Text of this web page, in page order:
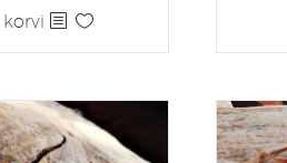
korvi